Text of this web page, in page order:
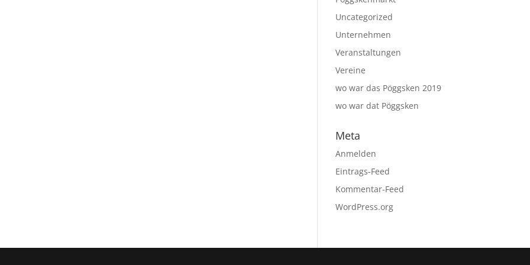
Uncategorized
Unternehmen
Veranstaltungen
Vereine
wo war das Pöggsken 2019
wo war dat Pöggsken
Meta
Anmelden
Eintrags-Feed
Kommentar-Feed
WordPress.org